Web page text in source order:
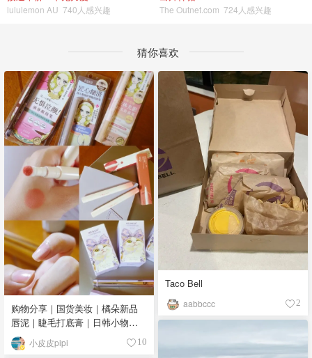
lululemon AU 740人感兴趣 The Outnet.com 724人感兴趣
猜你喜欢
购物分享｜国货美妆｜橘朵新品
唇泥｜睫毛打底膏｜日韩小物｜
眼线笔｜美甲DIY💅
小皮皮pipi 10
Taco Bell
aabbccc 2